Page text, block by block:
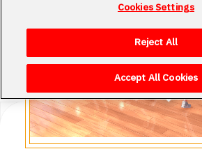
Cookies Settings
Reject All
Accept All Cookies